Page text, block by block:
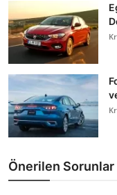
Önerilen Sorunlar